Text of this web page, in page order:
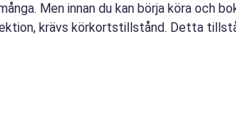
Men innan du kan börja köra och
krävs körkortstillstånd. Detta